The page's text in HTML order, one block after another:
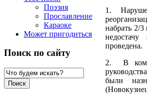
Поэзия
Прославление
Караоке
Может пригодиться
Поиск по сайту
1.
набрать 2/3
проведена.
2. В
были